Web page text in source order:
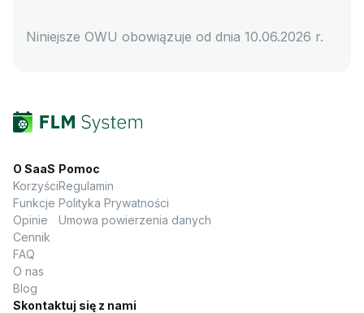
Niniejsze OWU obowiązuje od dnia 10.06.2026 r.
O SaaS
Korzyści
Funkcje
Opinie
Cennik
FAQ
O nas
Blog
Pomoc
Regulamin
Polityka Prywatności
Umowa powierzenia danych
Skontaktuj się z nami